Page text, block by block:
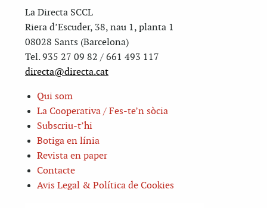
La Directa SCCL
Riera d’Escuder, 38, nau 1, planta 1
08028 Sants (Barcelona)
Tel. 935 27 09 82 / 661 493 117
directa@directa.cat
Qui som
La Cooperativa / Fes-te’n sòcia
Subscriu-t’hi
Botiga en línia
Revista en paper
Contacte
Avis Legal & Política de Cookies